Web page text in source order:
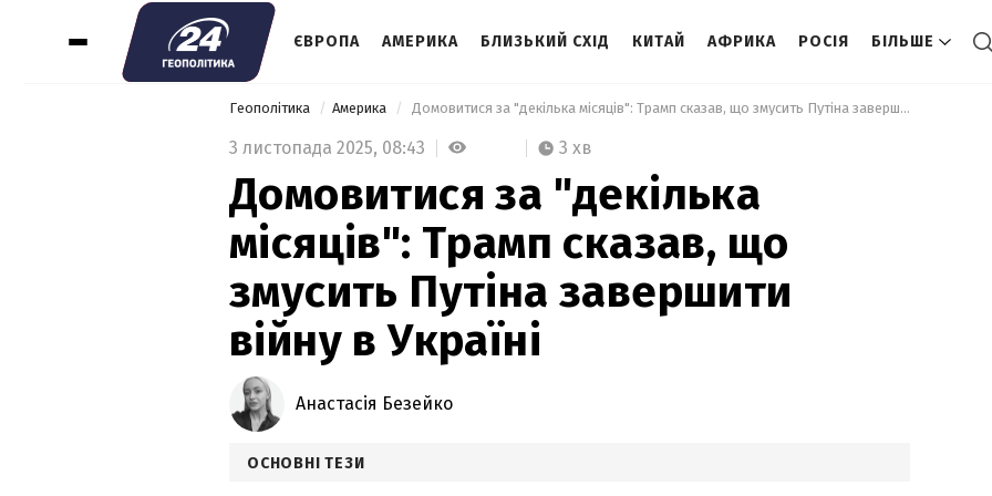
ЄВРОПА АМЕРИКА БЛИЗЬКИЙ СХІД КИТАЙ АФРИКА РОСІЯ БІЛЬШЕ
Геополітика Америка Домовитися за "декілька місяців": Трамп сказав, що змусить Путіна завершити війну в Україні
3 листопада 2025, 08:43 3 хв
Домовитися за "декілька
місяців": Трамп сказав, що
змусить Путіна завершити
війну в Україні
Анастасія Безейко
ОСНОВНІ ТЕЗИ